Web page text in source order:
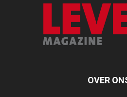
OVER